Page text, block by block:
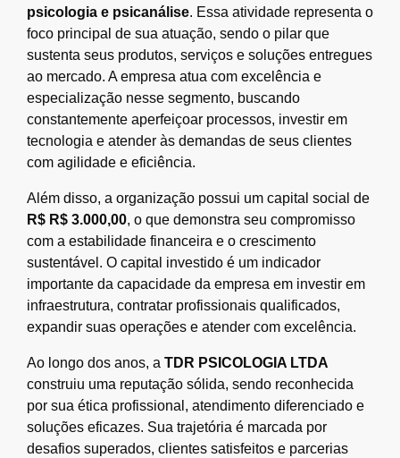
psicologia e psicanálise. Essa atividade representa o
foco principal de sua atuação, sendo o pilar que
sustenta seus produtos, serviços e soluções entregues
ao mercado. A empresa atua com excelência e
especialização nesse segmento, buscando
constantemente aperfeiçoar processos, investir em
tecnologia e atender às demandas de seus clientes
com agilidade e eficiência.
Além disso, a organização possui um capital social de
R$ R$ 3.000,00, o que demonstra seu compromisso
com a estabilidade financeira e o crescimento
sustentável. O capital investido é um indicador
importante da capacidade da empresa em investir em
infraestrutura, contratar profissionais qualificados,
expandir suas operações e atender com excelência.
Ao longo dos anos, a TDR PSICOLOGIA LTDA
construiu uma reputação sólida, sendo reconhecida
por sua ética profissional, atendimento diferenciado e
soluções eficazes. Sua trajetória é marcada por
desafios superados, clientes satisfeitos e parcerias